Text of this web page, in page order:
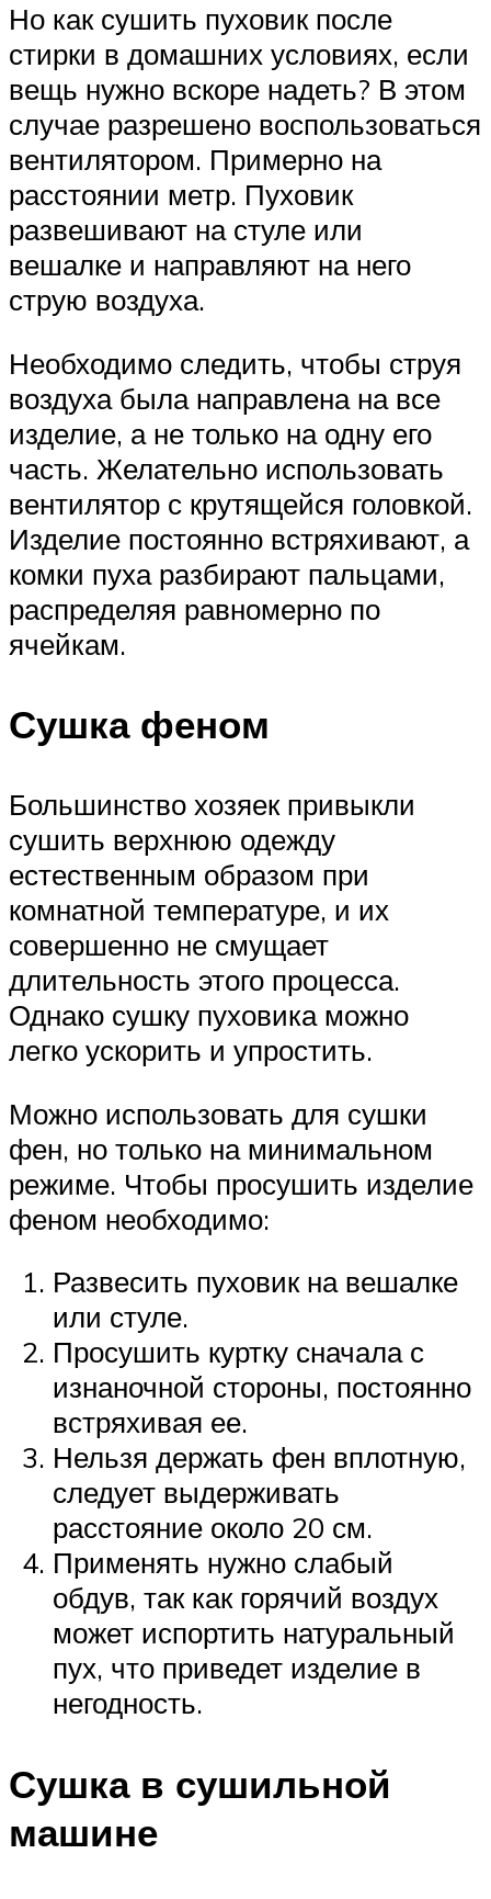
Но как сушить пуховик после
стирки в домашних условиях, если
вещь нужно вскоре надеть? В этом
случае разрешено воспользоваться
вентилятором. Примерно на
расстоянии метр. Пуховик
развешивают на стуле или
вешалке и направляют на него
струю воздуха.
Необходимо следить, чтобы струя
воздуха была направлена на все
изделие, а не только на одну его
часть. Желательно использовать
вентилятор с крутящейся головкой.
Изделие постоянно встряхивают, а
комки пуха разбирают пальцами,
распределяя равномерно по
ячейкам.
Сушка феном
Большинство хозяек привыкли
сушить верхнюю одежду
естественным образом при
комнатной температуре, и их
совершенно не смущает
длительность этого процесса.
Однако сушку пуховика можно
легко ускорить и упростить.
Можно использовать для сушки
фен, но только на минимальном
режиме. Чтобы просушить изделие
феном необходимо:
Развесить пуховик на вешалке
или стуле.
Просушить куртку сначала с
изнаночной стороны, постоянно
встряхивая ее.
Нельзя держать фен вплотную,
следует выдерживать
расстояние около 20 см.
Применять нужно слабый
обдув, так как горячий воздух
может испортить натуральный
пух, что приведет изделие в
негодность.
Сушка в сушильной
машине